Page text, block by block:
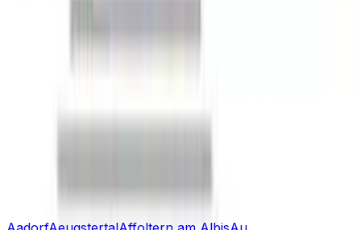
Entreprise De Construction